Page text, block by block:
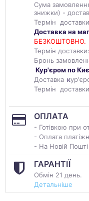
Сума
знижки) -
Термін
Доставка на
БЕЗКОШТОВНО.
Термін
Бронь
Кур'єром по
Доставка к
Термін
ОПЛАТА
- Готівкою при
- Оплата
- На Новій Пошті
ГАРАНТІЇ
Обмін 21 день.
Детальніше